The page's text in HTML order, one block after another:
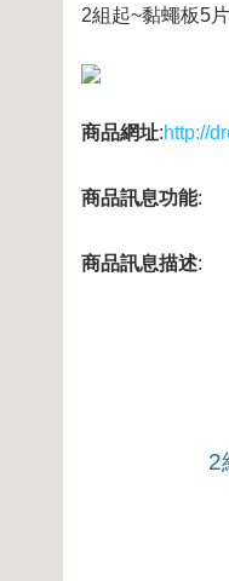
2組起~黏蠅板5
商品網址:http://
商品訊息功能:
商品訊息描述:
2